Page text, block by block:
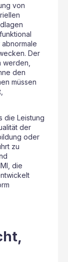
von
Der
den
müssen
die Leistung
der
oder
zu
die